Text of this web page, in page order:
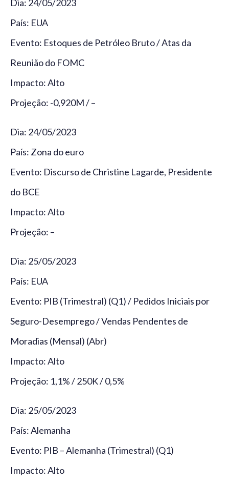
Dia: 24/05/2023
País: EUA
Evento: Estoques de Petróleo Bruto / Atas da
Reunião do FOMC
Impacto: Alto
Projeção: -0,920M / –
Dia: 24/05/2023
País: Zona do euro
Evento: Discurso de Christine Lagarde, Presidente
do BCE
Impacto: Alto
Projeção: –
Dia: 25/05/2023
País: EUA
Evento: PIB (Trimestral) (Q1) / Pedidos Iniciais por
Seguro-Desemprego / Vendas Pendentes de
Moradias (Mensal) (Abr)
Impacto: Alto
Projeção: 1,1% / 250K / 0,5%
Dia: 25/05/2023
País: Alemanha
Evento: PIB – Alemanha (Trimestral) (Q1)
Impacto: Alto